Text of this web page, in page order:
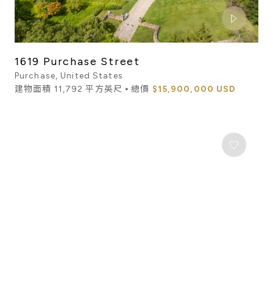
1619 Purchase Street
Purchase, United States
建物面積 11,792 平方英尺 ⦁ 總價 $15,900,000 USD